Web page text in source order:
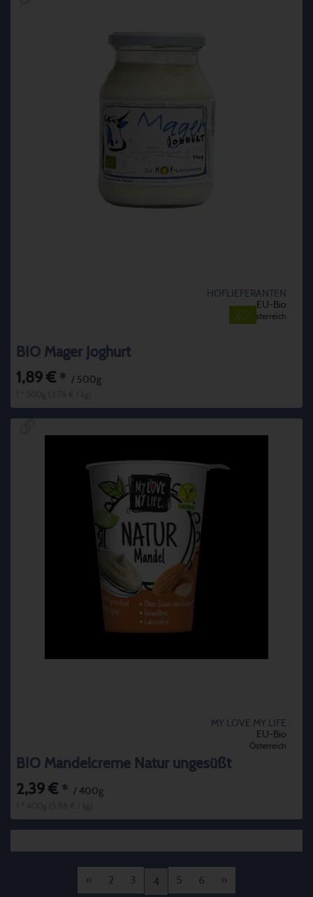
HOFLIEFERANTEN
EU-Bio
Österreich
BIO Mager Joghurt
1,89 € * / 500g
MY LOVE MY LIFE
EU-Bio
Österreich
BIO Mandelcreme Natur ungesüßt
2,39 € * / 400g
« 2 3 4 5 6 »